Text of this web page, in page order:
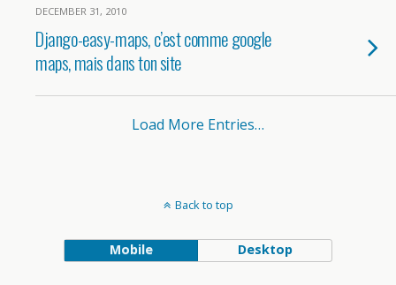
DECEMBER 31, 2010
Django-easy-maps, c’est comme google
maps, mais dans ton site
Load More Entries…
Back to top
Mobile Desktop